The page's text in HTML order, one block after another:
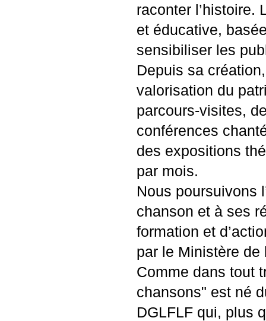
raconter l’histoire.
et éducative,
sensibiliser les
Depuis sa
valorisation du
parcours-visites,
conférences
des expositions
par mois.
Nous poursuivons
chanson et à ses
formation et
par le Ministère
Comme dans tout
chansons" est né
DGLFLF qui, plus